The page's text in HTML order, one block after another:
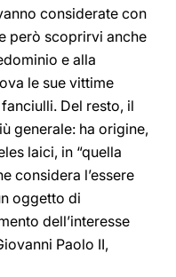
considerate con
però scoprirvi anche
e alla
le sue vittime
Del resto, il
generale: ha origine,
laici, in “quella
considera l’essere
oggetto di
dell’interesse
Paolo II,